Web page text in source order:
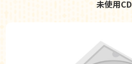
未使用CD